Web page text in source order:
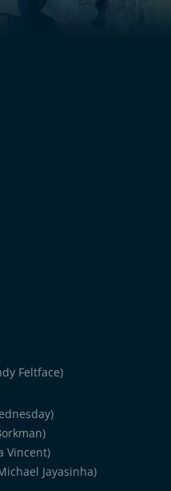
Feltface)
Vincent)
Jayasinha)